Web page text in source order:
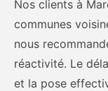
Nos clients à
communes
nous
réactivité. Le
et la pose